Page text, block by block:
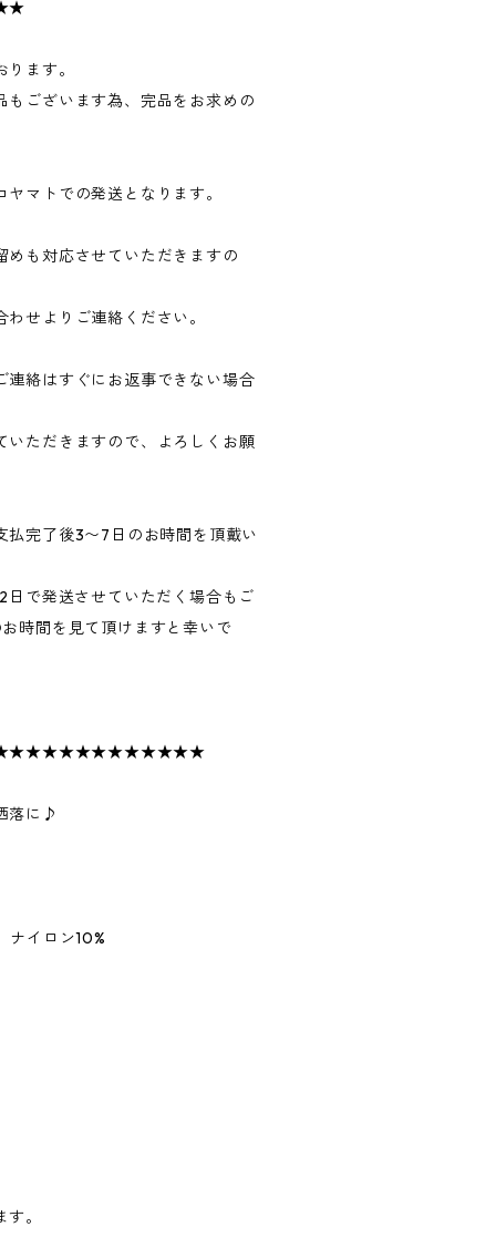
ます。
ございます為、完品をお求めの
マトでの発送となります。
めも対応させていただきますの
せよりご連絡ください。
連絡はすぐにお返事できない場合
いただきますので、よろしくお願
払完了後3〜7日のお時間を頂戴い
日で発送させていただく場合もご
時間を見て頂けますと幸いで
落に♪
イロン10%
。